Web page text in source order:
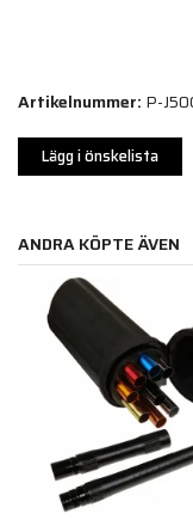
Artikelnummer: P-
Lägg i önskelista
ANDRA KÖPTE ÄVEN